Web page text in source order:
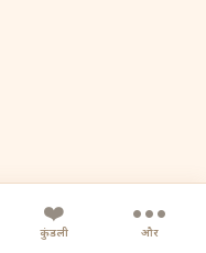
❤️
कुंडली
•••
और